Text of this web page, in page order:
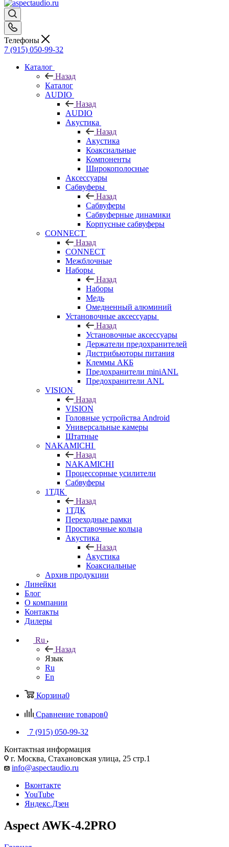
Телефоны
7 (915) 050-99-32
Каталог
Назад
Каталог
AUDIO
Назад
AUDIO
Акустика
Назад
Акустика
Коаксиальные
Компоненты
Широкополосные
Аксессуары
Сабвуферы
Назад
Сабвуферы
Сабвуферные динамики
Корпусные сабвуферы
CONNECT
Назад
CONNECT
Межблочные
Наборы
Назад
Наборы
Медь
Омедненный алюминий
Установочные аксессуары
Назад
Установочные аксессуары
Держатели предохранителей
Дистрибьюторы питания
Клеммы АКБ
Предохранители miniANL
Предохранители ANL
VISION
Назад
VISION
Головные устройства Android
Универсальные камеры
Штатные
NAKAMICHI
Назад
NAKAMICHI
Процессорные усилители
Сабвуферы
1ТДК
Назад
1ТДК
Переходные рамки
Проставочные кольца
Акустика
Назад
Акустика
Коаксиальные
Архив продукции
Линейки
Блог
О компании
Контакты
Дилеры
Ru
Назад
Язык
Ru
En
Корзина0
Сравнение товаров0
7 (915) 050-99-32
Контактная информация
г. Москва, Стахановская улица, 25 стр.1
info@aspectaudio.ru
Вконтакте
YouTube
Яндекс.Дзен
Aspect AWK-4.2PRO